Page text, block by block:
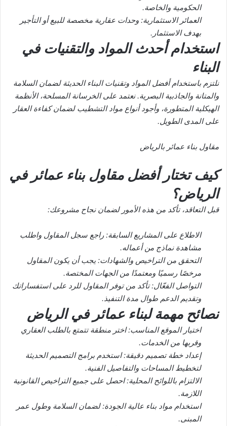
الحكومية والخاصة.
العمائر الاستثمارية: وحدات عقارية مخصصة للبيع أو التأجير
بهدف الاستثمار.
استخدام أحدث المواد والتقنيات في
البناء
نلتزم باستخدام أفضل المواد وتقنيات البناء الحديثة لضمان السلامة
والمتانة والجاذبية البصرية. نعتمد على الخرسانة المسلحة، الأنظمة
الهيكلية المتطورة، وأجود أنواع مواد التشطيب لضمان كفاءة العقار
على المدى الطويل.
مقاول بناء عمائر بالرياض
كيف تختار أفضل مقاول بناء عمائر في
الرياض؟
قبل التعاقد، تأكد من هذه الأمور لضمان نجاح مشروعك:
الاطلاع على المشاريع السابقة: راجع سجل المقاول واطلب
مشاهدة نماذج من أعماله.
التحقق من التراخيص والشهادات: يجب أن يكون المقاول
مرخصًا رسميًا ومعتمدًا من الجهات المختصة.
التواصل الفعّال: تأكد من توفر المقاول للرد على استفساراتك
وتقديم الدعم طوال مدة التنفيذ.
نصائح مهمة لبناء عمائر في الرياض
اختيار الموقع المناسب: اختر منطقة تتمتع بالطلب العقاري
وقربها من الخدمات.
إعداد خطة تصميم دقيقة: استخدم برامج التصميم الحديثة
لتخطيط المساحات والتفاصيل الفنية.
الالتزام باللوائح المحلية: احصل على جميع التراخيص القانونية
اللازمة.
استخدام مواد بناء عالية الجودة: لضمان السلامة وطول عمر
المبنى.